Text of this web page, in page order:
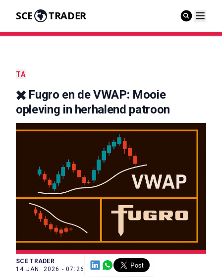
SCE TRADER
TA
✖️ Fugro en de VWAP: Mooie
opleving in herhalend patroon
SCE TRADER
14 JAN. 2026 - 07:26